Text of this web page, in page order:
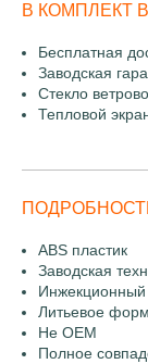
В КОМПЛЕКТ
Бесплатная
Заводская
Стекло
Тепловой
ABS пластик
Заводская
Инжекционный
Литьевое
Не OEM
Полное